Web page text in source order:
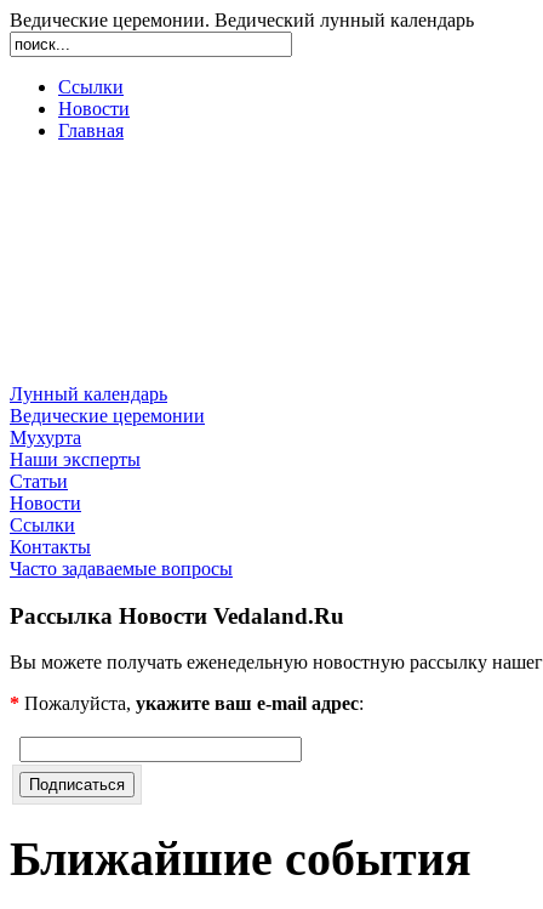
Ведические церемонии. Ведический лунный календарь
Ссылки
Новости
Главная
Лунный календарь
Ведические церемонии
Мухурта
Наши эксперты
Статьи
Новости
Ссылки
Контакты
Часто задаваемые вопросы
Рассылка Новости Vedaland.Ru
Вы можете получать еженедельную новостную рассылку
* Пожалуйста, укажите ваш e-mail адрес:
Ближайшие события